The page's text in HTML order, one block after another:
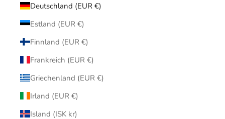
Deutschland (EUR €)
Estland (EUR €)
Finnland (EUR €)
Frankreich (EUR €)
Griechenland (EUR €)
Irland (EUR €)
Island (ISK kr)